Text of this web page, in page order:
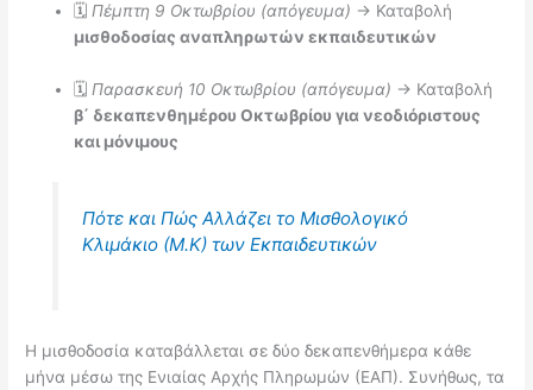
🗓️Πέμπτη 9 Οκτωβρίου (απόγευμα) → Καταβολή
μισθοδοσίας αναπληρωτών εκπαιδευτικών
🗓️Παρασκευή 10 Οκτωβρίου (απόγευμα) → Καταβολή
β΄ δεκαπενθημέρου Οκτωβρίου για νεοδιόριστους
και μόνιμους
Πότε και Πώς Αλλάζει το Μισθολογικό
Κλιμάκιο (Μ.Κ) των Εκπαιδευτικών
Η μισθοδοσία καταβάλλεται σε δύο δεκαπενθήμερα κάθε
μήνα μέσω της Ενιαίας Αρχής Πληρωμών (ΕΑΠ). Συνήθως, τα